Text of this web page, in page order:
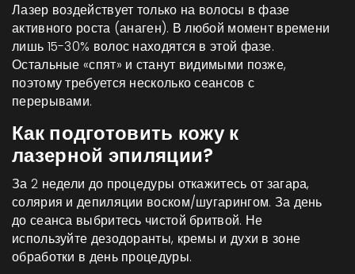
Лазер воздействует только на волосы в фазе
активного роста (анаген). В любой момент времени
лишь 15-30% волос находятся в этой фазе.
Остальные «спят» и станут видимыми позже,
поэтому требуется несколько сеансов с
перерывами.
Как подготовить кожу к
лазерной эпиляции?
За 2 недели до процедуры откажитесь от загара,
солярия и депиляции воском/шугарингом. За день
до сеанса выбритесь чистой бритвой. Не
используйте дезодоранты, кремы и духи в зоне
обработки в день процедуры.